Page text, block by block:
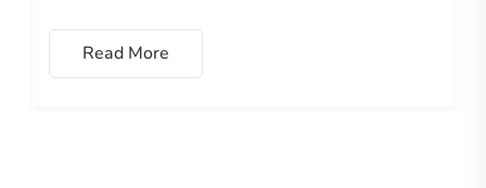
Read More